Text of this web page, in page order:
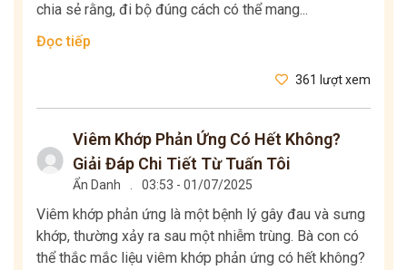
chia sẻ rằng, đi bộ đúng cách có thể mang...
Đọc tiếp
361 lượt xem
Viêm Khớp Phản Ứng Có Hết Không?
Giải Đáp Chi Tiết Từ Tuấn Tôi
Ẩn Danh 03:53 - 01/07/2025
Viêm khớp phản ứng là một bệnh lý gây đau và sưng
khớp, thường xảy ra sau một nhiễm trùng. Bà con có
thể thắc mắc liệu viêm khớp phản ứng có hết không?